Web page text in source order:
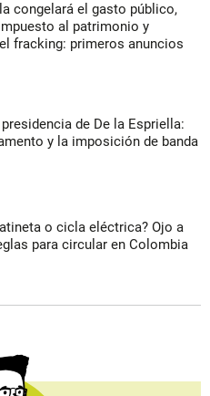
congelará el gasto público,
al patrimonio y
fracking: primeros anuncios
de De la Espriella:
y la imposición de banda
o cicla eléctrica? Ojo a
para circular en Colombia